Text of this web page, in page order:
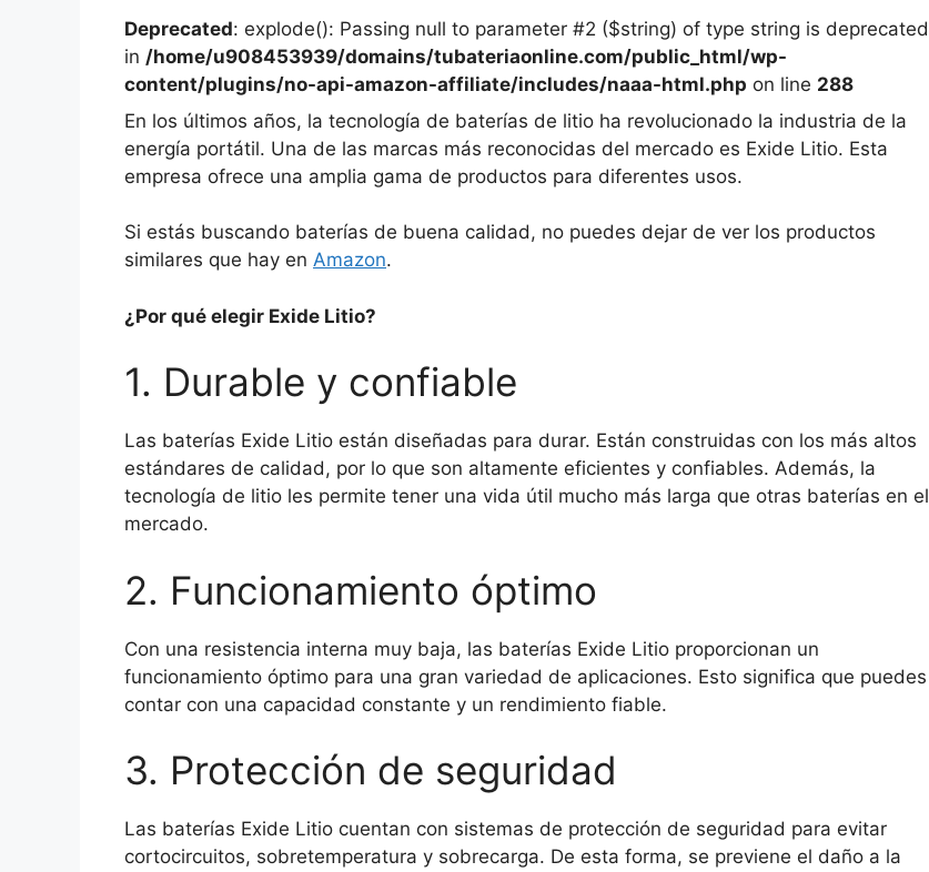
Deprecated: explode(): Passing null to parameter #2 ($string) of type string is deprecated
in /home/u908453939/domains/tubateriaonline.com/public_html/wp-
content/plugins/no-api-amazon-affiliate/includes/naaa-html.php on line 288
En los últimos años, la tecnología de baterías de litio ha revolucionado la industria de la
energía portátil. Una de las marcas más reconocidas del mercado es Exide Litio. Esta
empresa ofrece una amplia gama de productos para diferentes usos.
Si estás buscando baterías de buena calidad, no puedes dejar de ver los productos
similares que hay en Amazon.
¿Por qué elegir Exide Litio?
1. Durable y confiable
Las baterías Exide Litio están diseñadas para durar. Están construidas con los más altos
estándares de calidad, por lo que son altamente eficientes y confiables. Además, la
tecnología de litio les permite tener una vida útil mucho más larga que otras baterías en el
mercado.
2. Funcionamiento óptimo
Con una resistencia interna muy baja, las baterías Exide Litio proporcionan un
funcionamiento óptimo para una gran variedad de aplicaciones. Esto significa que puedes
contar con una capacidad constante y un rendimiento fiable.
3. Protección de seguridad
Las baterías Exide Litio cuentan con sistemas de protección de seguridad para evitar
cortocircuitos, sobretemperatura y sobrecarga. De esta forma, se previene el daño a la